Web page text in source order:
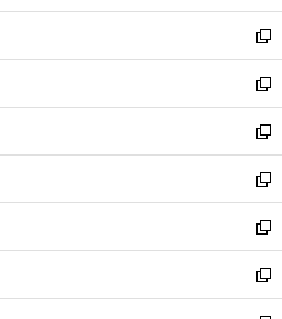
開
く
ウ
で
開
く
ン
ド
ウ
で
開
く
ウ
ィ
ン
ド
ウ
で
開
く
新
し
い
ウ
ィ
ン
ド
ウ
で
開
く
新
し
い
ウ
ィ
ン
ド
ウ
で
開
新
し
い
ウ
ィ
ン
ド
ウ
新
し
い
ウ
ィ
ン
新
し
い
ウ
新
し